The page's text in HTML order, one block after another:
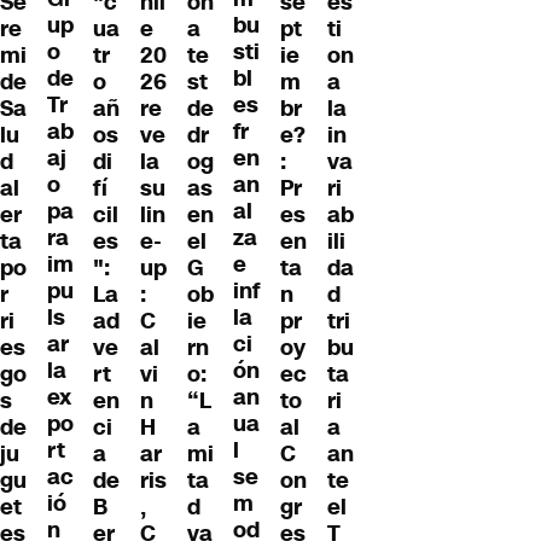
re
mi
de
Sa
lu
d
al
er
ta
po
r
ri
es
go
s
de
ju
gu
et
es
up
o
de
Tr
ab
aj
o
pa
ra
im
pu
ls
ar
la
ex
po
rt
ac
ió
n
ua
tr
o
añ
os
di
fí
cil
es
":
La
ad
ve
rt
en
ci
a
de
B
er
e
20
26
re
ve
la
su
lin
e-
up
:
C
al
vi
n
H
ar
ris
,
C
a
te
st
de
dr
og
as
en
el
G
ob
ie
rn
o:
“L
a
mi
ta
d
va
bu
sti
bl
es
fr
en
an
al
za
e
inf
la
ci
ón
an
ua
l
se
m
od
pt
ie
m
br
e?
:
Pr
es
en
ta
n
pr
oy
ec
to
al
C
on
gr
es
ti
on
a
la
in
va
ri
ab
ili
da
d
tri
bu
ta
ri
a
an
te
el
T